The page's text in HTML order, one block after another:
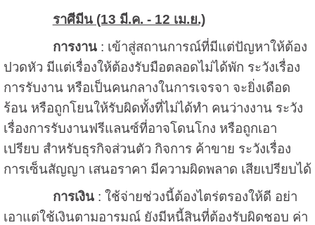
ราศีมีน (13 มี.ค. - 12 เม.ย.)
การงาน: เข้าสู่สถานการณ์ที่มีแต่ปัญหาให้ต้อง
ปวดหัว มีแต่เรื่องให้ต้องรับมือตลอดไม่ได้พัก ระวังเรื่อง
การรับงาน หรือเป็นคนกลางในการเจรจา จะยิ่งเดือด
ร้อน หรือถูกโยนให้รับผิดทั้งที่ไม่ได้ทำ คนว่างงาน ระวัง
เรื่องการรับงานฟรีแลนซ์ที่อาจโดนโกง หรือถูกเอา
เปรียบ สำหรับธุรกิจส่วนตัว กิจการ ค้าขาย ระวังเรื่อง
การเซ็นสัญญา เสนอราคา มีความผิดพลาด เสียเปรียบได้
การเงิน: ใช้จ่ายช่วงนี้ต้องไตร่ตรองให้ดี อย่า
เอาแต่ใช้เงินตามอารมณ์ ยังมีหนี้สินที่ต้องรับผิดชอบ ค่า